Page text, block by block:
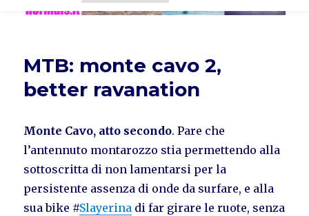
MTB: monte cavo 2,
better ravanation
Monte Cavo, atto secondo. Pare che
l’antennuto montarozzo stia permettendo alla
sottoscritta di non lamentarsi per la
persistente assenza di onde da surfare, e alla
sua bike #Slayerina di far girare le ruote, senza